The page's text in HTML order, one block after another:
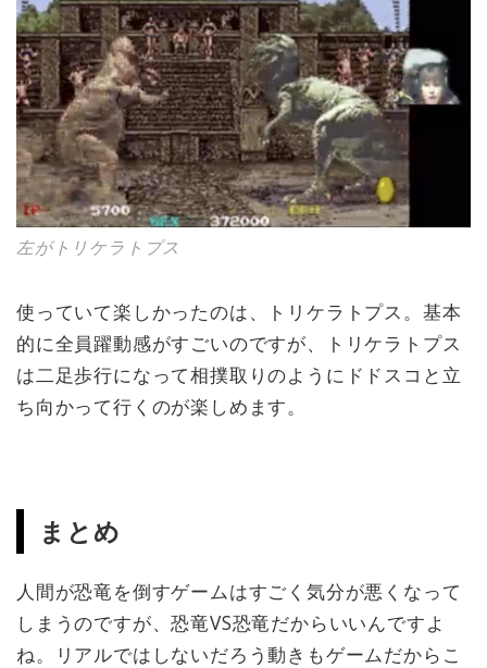
左がトリケラトプス
使っていて楽しかったのは、トリケラトプス。基本
的に全員躍動感がすごいのですが、トリケラトプス
は二足歩行になって相撲取りのようにドドスコと立
ち向かって行くのが楽しめます。
まとめ
人間が恐竜を倒すゲームはすごく気分が悪くなって
しまうのですが、恐竜VS恐竜だからいいんですよ
ね。リアルではしないだろう動きもゲームだからこ